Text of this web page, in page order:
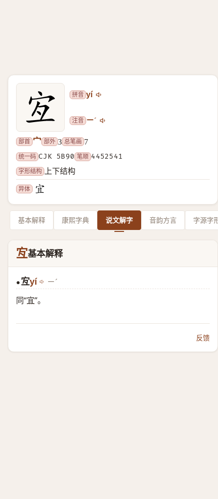
拼音 yí
注音 ㄧˊ
部首 宀 部外 3 总笔画 7
统一码 CJK 5B90 笔顺 4452541
字形结构
上下结构
异体
基本解释 康熙字典 说文解字 音韵方言 字源字
宐基本解释
● 宐yí ㄧˊ
同“宜”。
反馈